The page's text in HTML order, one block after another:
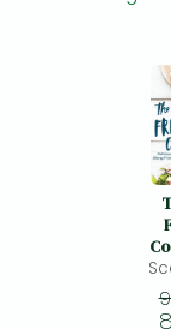
Stews, and